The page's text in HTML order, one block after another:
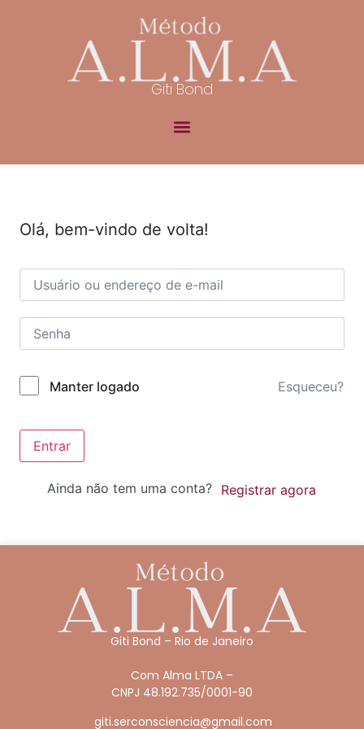
Giti Bond
Olá, bem-vindo de volta!
Manter logado Esqueceu?
Entrar
Ainda não tem uma conta? Registrar agora
Giti Bond – Rio de Janeiro
Com Alma LTDA –
CNPJ 48.192.735/0001-90
giti.serconsciencia@gmail.com